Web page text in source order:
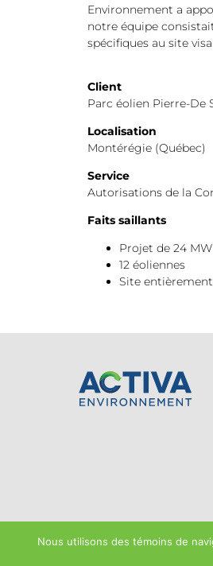
Environnement a
notre équipe
spécifiques au site
Client
Parc éolien Pierre-De
Localisation
Montérégie (Québec)
Service
Autorisations de la
Faits saillants
Projet de 24 MW
12 éoliennes
Site
Nous utilisons des témoins de